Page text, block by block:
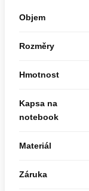
Objem
Rozměry
Hmotnost
Kapsa na
notebook
Materiál
Záruka